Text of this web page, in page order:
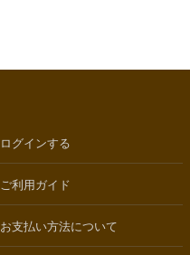
ログインする
ご利用ガイド
お支払い方法について